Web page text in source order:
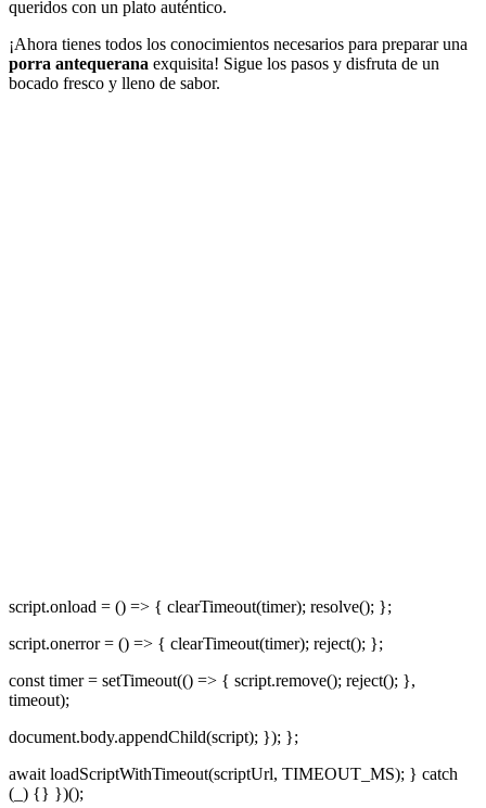
queridos con un plato auténtico.
¡Ahora tienes todos los conocimientos necesarios para preparar una
porra antequerana exquisita! Sigue los pasos y disfruta de un
bocado fresco y lleno de sabor.
script.onload = () => { clearTimeout(timer); resolve(); };
script.onerror = () => { clearTimeout(timer); reject(); };
const timer = setTimeout(() => { script.remove(); reject(); },
timeout);
document.body.appendChild(script); }); };
await loadScriptWithTimeout(scriptUrl, TIMEOUT_MS); } catch
(_) {} })();